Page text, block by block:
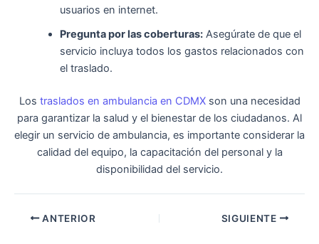
usuarios en internet.
Pregunta por las coberturas:Asegúrate de que el
servicio incluya todos los gastos relacionados con
el traslado.
Los traslados en ambulancia en CDMXson una necesidad
para garantizar la salud y el bienestar de los ciudadanos. Al
elegir un servicio de ambulancia, es importante considerar la
calidad del equipo, la capacitación del personal y la
disponibilidad del servicio.
Navegación
ANTERIOR SIGUIENTE